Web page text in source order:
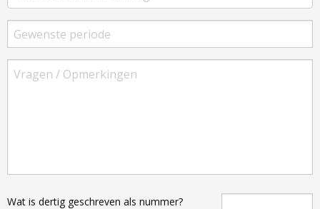
Wat is dertig geschreven als nummer?